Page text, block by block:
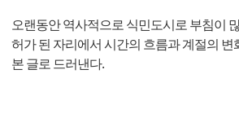
오랜동안 역사적으로 식민도시로 부침이
허가 된 자리에서 시간의 흐름과 계절의
본 글로 드러낸다.